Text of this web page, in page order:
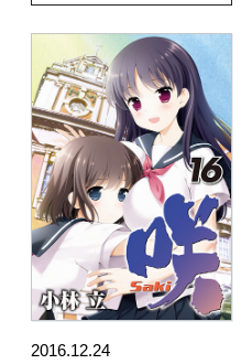
2016.12.24